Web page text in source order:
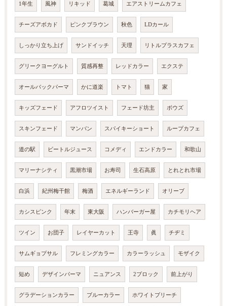
1年生 風神 リキッド 葛城 エアストリームカフェ
チーズアボカド ピンクブラウン 秋色 LDカール
しっかり立ち上げ サンドイッチ 天理 リトルプラスカフェ
グリークヨーグルト 質感再整 レッドカラー エクステ
オールバックパーマ かに道楽 トマト 猫 家
キッズフェード アフロツイスト フェード坊主 ボウズ
スキンフェード マンバン スパイキーショート ループカフェ
道の駅 ビートルジュース コメディ エンドカラー 和歌山
マリーナシティ 黒潮市場 お寿司 生石高原 とれとれ市場
白浜 紀州梅干館 梅酒 エネルギーランド オリーブ
カシスピンク 年末 東大阪 ハンバーガー屋 カチモリヘア
ツイン お団子 レイヤーカット 王寺 眞 チヂミ
サムギョプサル フレミングカラー カラーラッシュ モザイク
短め デザインパーマ ニュアンス 2ブロック 前上がり
グラデーションカラー ブルーカラー ホワイトブリーチ